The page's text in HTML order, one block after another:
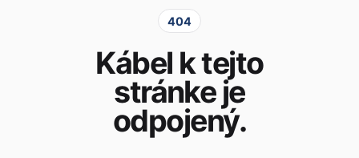
404
Kábel k tejto
stránke je
odpojený.